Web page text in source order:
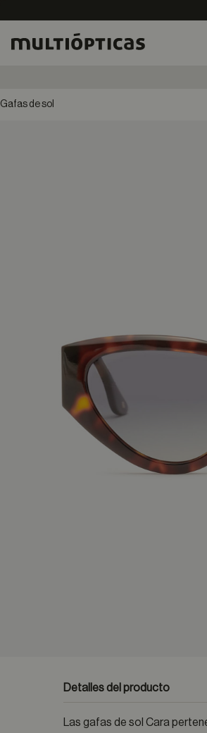
Gafas de sol
Detalles del producto
Las gafas de sol Cara